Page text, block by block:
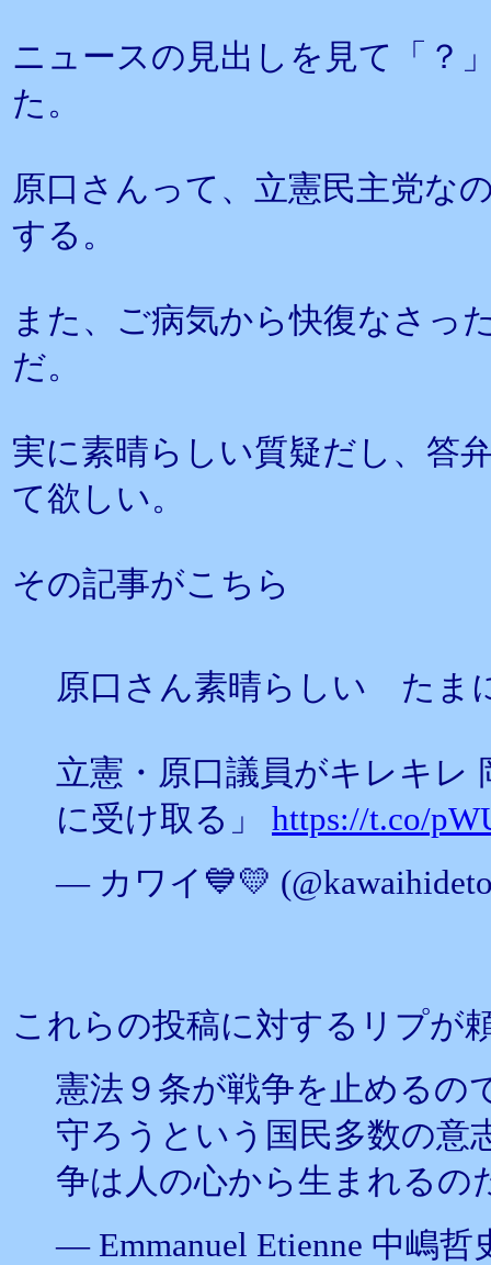
ニュースの見出しを見て「？
た。
原口さんって、立憲民主党な
する。
また、ご病気から快復なさっ
だ。
実に素晴らしい質疑だし、答
て欲しい。
その記事がこちら
原口さん素晴らしい たま
立憲・原口議員がキレキレ
に受け取る」 https://t.co/
— カワイ💙💛
これらの投稿に対するリプが
憲法９条が戦争を止めるの
守ろうという国民多数の意
争は人の心から生まれるの
— Emmanuel Etienne 中嶋哲